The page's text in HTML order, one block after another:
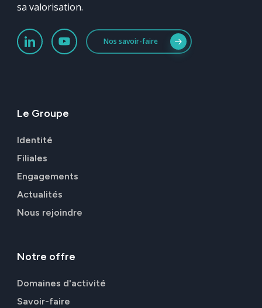
sa valorisation.
Nos savoir-faire
Le Groupe
Identité
Filiales
Engagements
Actualités
Nous rejoindre
Notre offre
Domaines d'activité
Savoir-faire